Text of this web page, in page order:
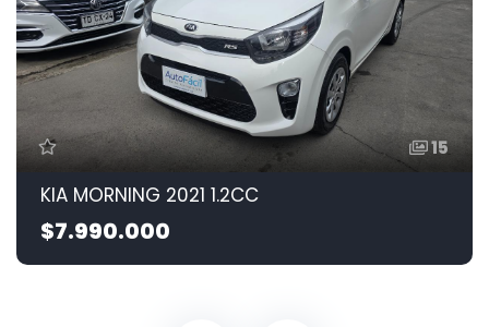
15
KIA MORNING 2021 1.2CC
$7.990.000